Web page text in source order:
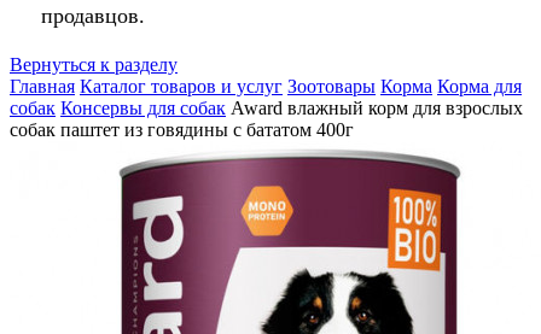
продавцов.
Вернуться к разделу
Главная Каталог товаров и услуг Зоотовары Корма Корма для
собак Консервы для собак Award влажный корм для взрослых
собак паштет из говядины с бататом 400г